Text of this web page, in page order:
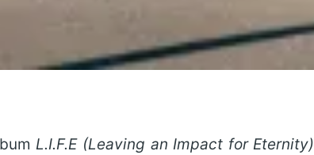
L.I.F.E (Leaving an Impact for Eternity)